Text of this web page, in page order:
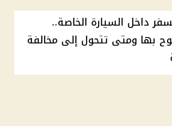
داخل السيارة الخاصة..
بها ومتى تتحول إلى مخالفة